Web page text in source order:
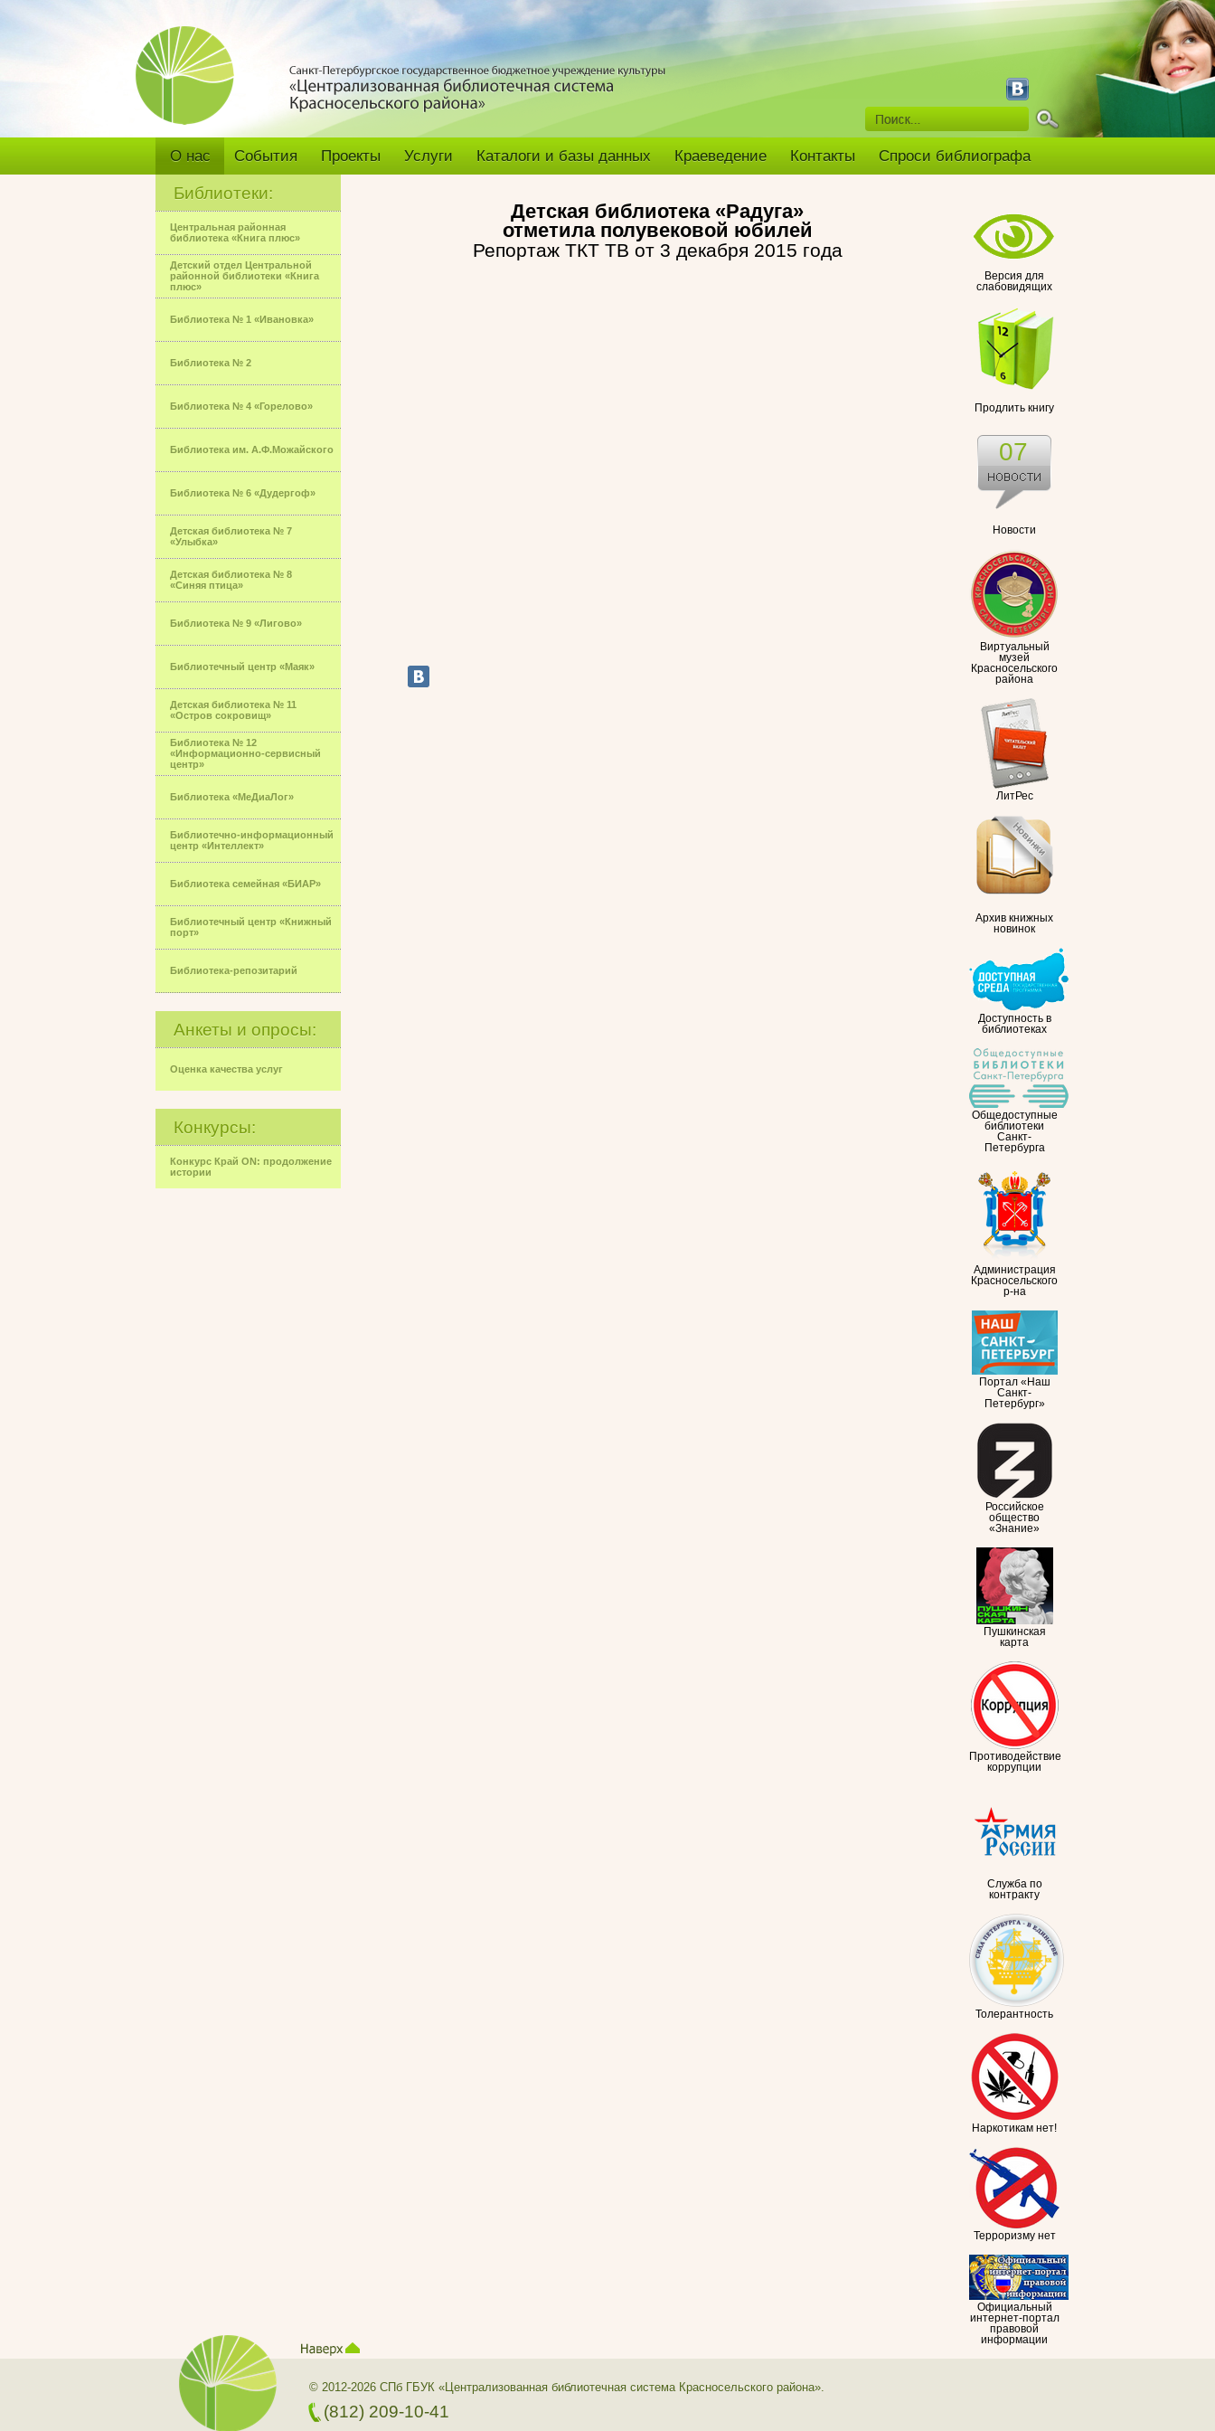
О нас События Проекты Услуги Каталоги и базы данных Краеведение Контакты Спроси библиографа
Библиотеки:
Центральная районная
библиотека «Книга плюс»
Детский отдел Центральной
районной библиотеки «Книга
плюс»
Библиотека № 1 «Ивановка»
Библиотека № 2
Библиотека № 4 «Горелово»
Библиотека им. А.Ф.Можайского
Библиотека № 6 «Дудергоф»
Детская библиотека № 7
«Улыбка»
Детская библиотека № 8
«Синяя птица»
Библиотека № 9 «Лигово»
Библиотечный центр «Маяк»
Детская библиотека № 11
«Остров сокровищ»
Библиотека № 12
«Информационно-сервисный
центр»
Библиотека «МеДиаЛог»
Библиотечно-информационный
центр «Интеллект»
Библиотека семейная «БИАР»
Библиотечный центр «Книжный
порт»
Библиотека-репозитарий
Анкеты и опросы:
Оценка качества услуг
Конкурсы:
Конкурс Край ON: продолжение
истории
Версия для
слабовидящих
Продлить книгу
Новости
07
Виртуальный
музей
Красносельского
района
ЛитРес
Архив книжных
новинок
Доступность в
библиотеках
Общедоступные
библиотеки
Санкт-
Петербурга
Администрация
Красносельского
р-на
Портал «Наш
Санкт-
Петербург»
Российское
общество
«Знание»
Пушкинская
карта
Противодействие
коррупции
Служба по
контракту
Толерантность
Наркотикам нет!
Терроризму нет
Официальный
интернет-портал
правовой
информации
Детская библиотека «Радуга»
отметила полувековой юбилей
Репортаж ТКТ ТВ от 3 декабря 2015 года
© 2012-2026 СПб ГБУК «Централизованная библиотечная система Красносельского района».
(812) 209-10-41